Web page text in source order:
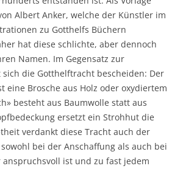
Albert Anker, welche der Künstler im
zu Gotthelfs Büchern
hat diese schlichte, aber dennoch
Namen. Im Gegensatz zur
sich die Gotthelftracht bescheiden: Der
eine Brosche aus Holz oder oxydiertem
besteht aus Baumwolle statt aus
ersetzt ein Strohhut die
verdankt diese Tracht auch der
bei der Anschaffung als auch bei
anspruchsvoll ist und zu fast jedem